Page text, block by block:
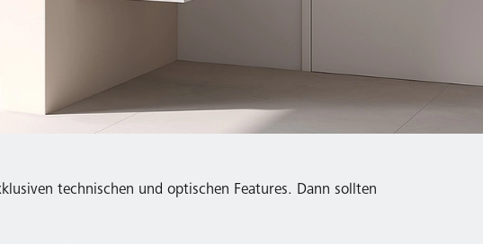
technischen und optischen Features. Dann sollten